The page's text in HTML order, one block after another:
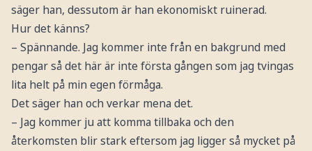
säger han, dessutom är han ekonomiskt ruinerad.
Hur det känns?
– Spännande. Jag kommer inte från en bakgrund med
pengar så det här är inte första gången som jag tvingas
lita helt på min egen förmåga.
Det säger han och verkar mena det.
– Jag kommer ju att komma tillbaka och den
återkomsten blir stark eftersom jag ligger så mycket på